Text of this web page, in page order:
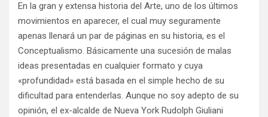
En la gran y extensa historia del Arte, uno de los últimos
movimientos en aparecer, el cual muy seguramente
apenas llenará un par de páginas en su historia, es el
Conceptualismo. Básicamente una sucesión de malas
ideas presentadas en cualquier formato y cuya
«profundidad» está basada en el simple hecho de su
dificultad para entenderlas. Aunque no soy adepto de su
opinión, el ex-alcalde de Nueva York Rudolph Giuliani